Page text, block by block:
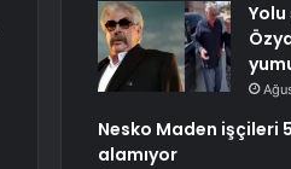
Yolu
Nesko Maden işçileri
alamıyor